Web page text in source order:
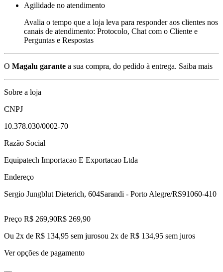
Agilidade no atendimento
Avalia o tempo que a loja leva para responder aos clientes nos
canais de atendimento: Protocolo, Chat com o Cliente e
Perguntas e Respostas
O Magalu garante a sua compra, do pedido à entrega. Saiba mais
Sobre a loja
CNPJ
10.378.030/0002-70
Razão Social
Equipatech Importacao E Exportacao Ltda
Endereço
Sergio Jungblut Dieterich, 604Sarandi - Porto Alegre/RS91060-410
Preço R$ 269,90R$ 269,90
Ou 2x de R$ 134,95 sem jurosou 2x de R$ 134,95 sem juros
Ver opções de pagamento